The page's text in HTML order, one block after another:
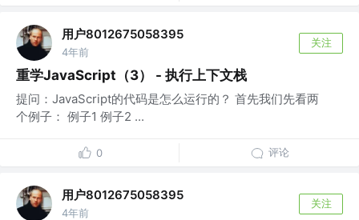
用户8012675058395
4年前
关注
重学JavaScript（3） - 执行上下文栈
提问：JavaScript的代码是怎么运行的？ 首先我们先看两
个例子： 例子1 例子2 ...
0 评论
用户8012675058395
4年前
关注